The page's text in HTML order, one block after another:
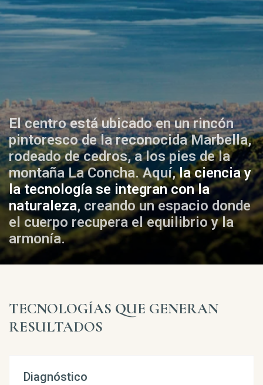
El centro está ubicado en un rincón
pintoresco de la reconocida Marbella,
rodeado de cedros, a los pies de la
montaña La Concha. Aquí,la ciencia y
la tecnología se integran con la
naturaleza, creando un espacio donde
el cuerpo recupera el equilibrio y la
armonía.
TECNOLOGÍAS QUE GENERAN
RESULTADOS
Diagnóstico